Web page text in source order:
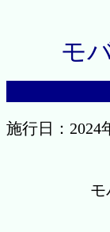
モ
施行日：2024
モ